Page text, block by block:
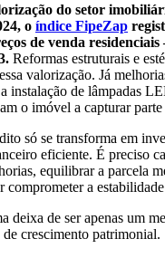
do setor
o índice FipeZap
de venda
Reformas estruturais e
valorização. Já
instalação de lâmpadas
o imóvel a capturar
só se transforma em
eficiente. É preciso
equilibrar a parcela
comprometer a
deixa de ser apenas um
crescimento patrimonial.